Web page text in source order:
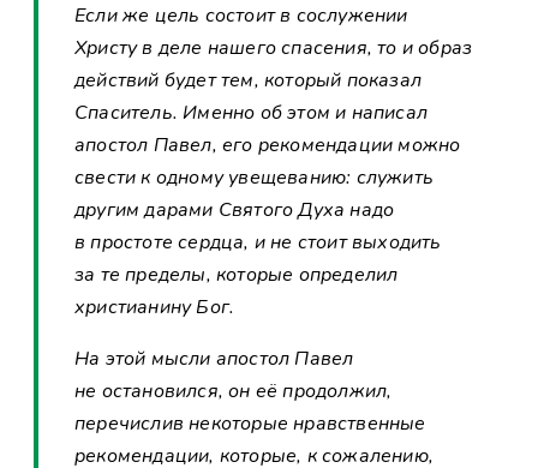
Если же цель состоит в сослужении
Христу в деле нашего спасения, то и образ
действий будет тем, который показал
Спаситель. Именно об этом и написал
апостол Павел, его рекомендации можно
свести к одному увещеванию: служить
другим дарами Святого Духа надо
в простоте сердца, и не стоит выходить
за те пределы, которые определил
христианину Бог.
На этой мысли апостол Павел
не остановился, он её продолжил,
перечислив некоторые нравственные
рекомендации, которые, к сожалению,